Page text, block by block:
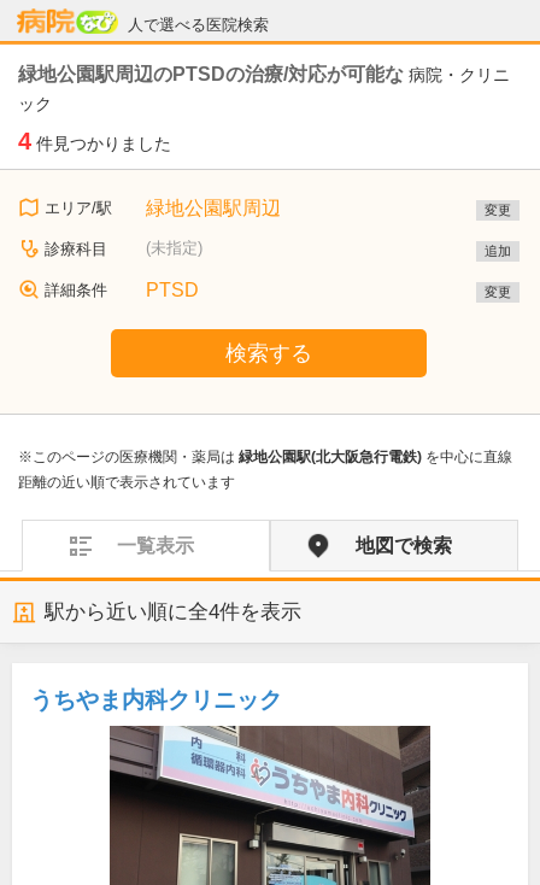
人で選べる医院検索
病院なび
緑地公園駅周辺のPTSDの治療/対応が可能な 病院・クリニ
ック
4 件見つかりました
エリア/駅 緑地公園駅周辺 変更
診療科目 (未指定) 追加
詳細条件 PTSD 変更
検索する
※このページの医療機関・薬局は 緑地公園駅(北大阪急行電鉄) を中心に直線
距離の近い順で表示されています
一覧表示 地図で検索
駅から近い順に全4件を表示
うちやま内科クリニック